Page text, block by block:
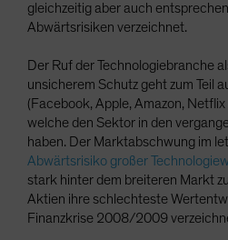
gleichzeitig aber auch
Abwärtsrisiken verzeichnet.
Der Ruf der Technologiebranche
unsicherem Schutz geht zum Teil
(Facebook, Apple, Amazon,
welche den Sektor in den
haben. Der Marktabschwung im
Abwärtsrisiko großer
stark hinter dem breiteren Markt
Aktien ihre schlechteste
Finanzkrise 2008/2009